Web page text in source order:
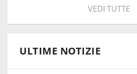
VEDI TUTTE
ULTIME NOTIZIE